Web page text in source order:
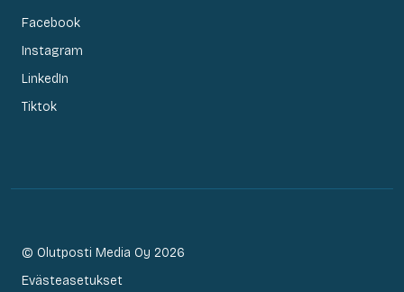
Facebook
Instagram
LinkedIn
Tiktok
© Olutposti Media Oy 2026
Evästeasetukset